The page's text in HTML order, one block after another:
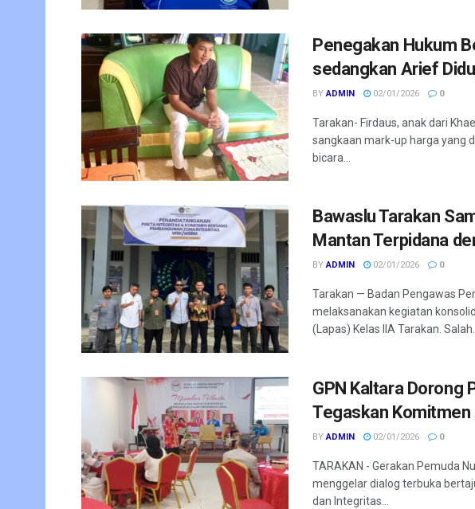
Penegakan Hukum
sedangkan Arief
BY ADMIN 02/01/2026 0
Tarakan- Firdaus, anak dari
sangkaan mark-up harga yang
bicara...
Bawaslu Tarakan
Mantan Terpidana
BY ADMIN 02/01/2026 0
Tarakan — Badan Pengawas
melaksanakan kegiatan
(Lapas) Kelas IIA Tarakan.
GPN Kaltara Dorong
Tegaskan Komitmen
BY ADMIN 02/01/2026 0
TARAKAN - Gerakan Pemuda
menggelar dialog terbuka
dan Integritas...